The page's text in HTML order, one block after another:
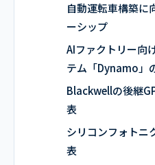
自動運転車構築に
ーシップ
AIファクトリー向
テム「Dynamo」
Blackwellの後継
表
シリコンフォトニ
表